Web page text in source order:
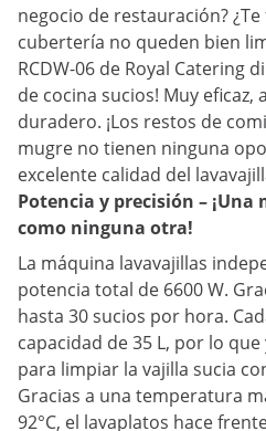
negocio de restauración?
cubertería no queden bien
RCDW-06 de Royal Catering
de cocina sucios! Muy
duradero. ¡Los restos de
mugre no tienen ninguna
excelente calidad del
Potencia y precisión –
como ninguna otra!
La máquina lavavajillas
potencia total de 6600 W.
hasta 30 sucios por hora.
capacidad de 35 L, por lo
para limpiar la vajilla sucia
Gracias a una temperatura
92°C, el lavaplatos hace